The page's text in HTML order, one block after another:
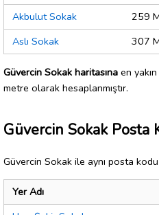
Akbulut Sokak
259
Aslı Sokak
307
Güvercin Sokak haritasına en
metre olarak hesaplanmıştır.
Güvercin Sokak Posta
Güvercin Sokak ile aynı posta
Yer Adı